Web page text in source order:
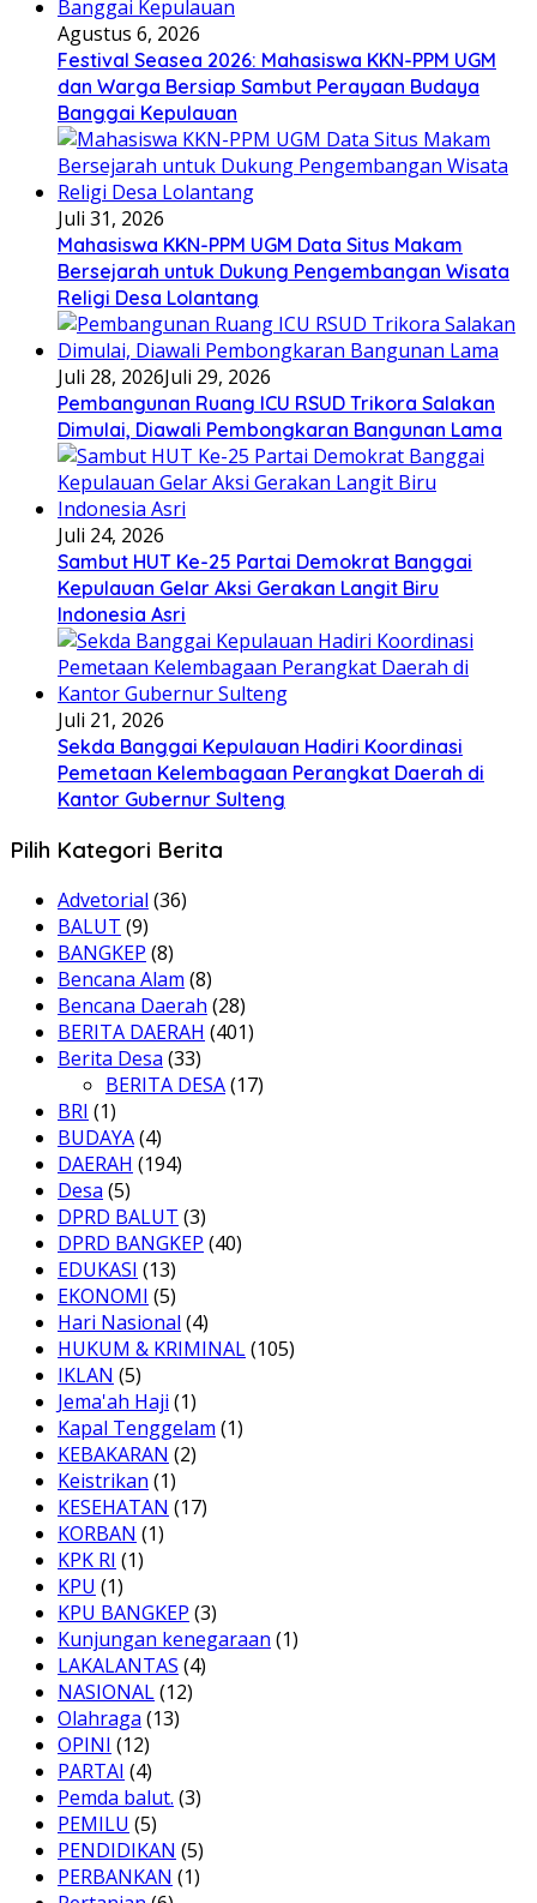
Agustus 6, 2026
Festival Seasea 2026: Mahasiswa KKN-PPM UGM
dan Warga Bersiap Sambut Perayaan Budaya
Banggai Kepulauan
Juli 31, 2026
Mahasiswa KKN-PPM UGM Data Situs Makam
Bersejarah untuk Dukung Pengembangan Wisata
Religi Desa Lolantang
Juli 28, 2026Juli 29, 2026
Pembangunan Ruang ICU RSUD Trikora Salakan
Dimulai, Diawali Pembongkaran Bangunan Lama
Juli 24, 2026
Sambut HUT Ke-25 Partai Demokrat Banggai
Kepulauan Gelar Aksi Gerakan Langit Biru
Indonesia Asri
Juli 21, 2026
Sekda Banggai Kepulauan Hadiri Koordinasi
Pemetaan Kelembagaan Perangkat Daerah di
Kantor Gubernur Sulteng
Pilih Kategori Berita
Advetorial (36)
BALUT (9)
BANGKEP (8)
Bencana Alam (8)
Bencana Daerah (28)
BERITA DAERAH (401)
Berita Desa (33)
BERITA DESA(17)
BRI (1)
BUDAYA(4)
DAERAH (194)
Desa (5)
DPRD BALUT (3)
DPRD BANGKEP (40)
EDUKASI (13)
EKONOMI (5)
Hari Nasional (4)
HUKUM & KRIMINAL(105)
IKLAN (5)
Jema'ah Haji (1)
Kapal Tenggelam (1)
KEBAKARAN (2)
Keistrikan (1)
KESEHATAN (17)
KORBAN (1)
KPK RI (1)
KPU (1)
KPU BANGKEP (3)
Kunjungan kenegaraan (1)
LAKALANTAS (4)
NASIONAL(12)
Olahraga (13)
OPINI (12)
PARTAI (4)
Pemda balut. (3)
PEMILU (5)
PENDIDIKAN (5)
PERBANKAN (1)